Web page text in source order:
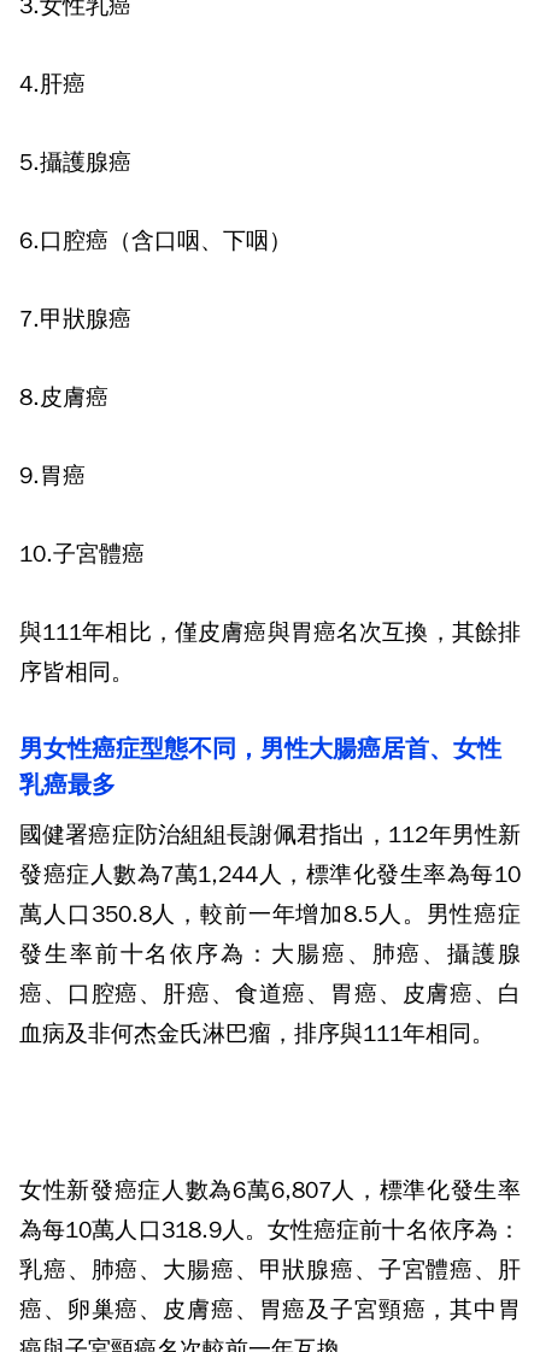
3.女性乳癌
4.肝癌
5.攝護腺癌
6.口腔癌（含口咽、下咽）
7.甲狀腺癌
8.皮膚癌
9.胃癌
10.子宮體癌
與111年相比，僅皮膚癌與胃癌名次互換，其餘排
序皆相同。
男女性癌症型態不同，男性大腸癌居首、女性
乳癌最多
國健署癌症防治組組長謝佩君指出， 112年男性新
發癌症人數為7萬1,244人，標準化發生率為每10
萬人口 350.8人，較前一年增加8.5人。男性癌症
發生率前十名依序為：大腸癌、肺癌、攝護腺
癌、口腔癌、肝癌、食道癌、胃癌、皮膚癌、白
血病及非何杰金氏淋巴瘤，排序與111年相同。
女性新發癌症人數為6萬6,807人，標準化發生率
為每10萬人口318.9人。女性癌症前十名依序為：
乳癌、肺癌、大腸癌、甲狀腺癌、子宮體癌、肝
癌、卵巢癌、皮膚癌、胃癌及子宮頸癌，其中胃